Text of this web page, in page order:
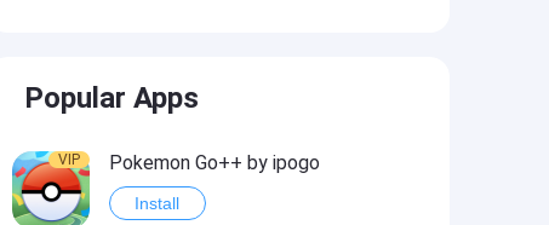
Popular Apps
VIP Pokemon Go++ by ipogo
Install